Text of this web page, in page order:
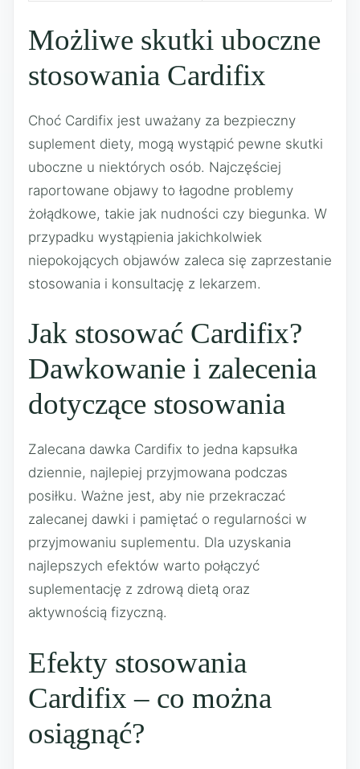
Możliwe skutki uboczne
stosowania Cardifix
Choć Cardifix jest uważany za bezpieczny
suplement diety, mogą wystąpić pewne skutki
uboczne u niektórych osób. Najczęściej
raportowane objawy to łagodne problemy
żołądkowe, takie jak nudności czy biegunka. W
przypadku wystąpienia jakichkolwiek
niepokojących objawów zaleca się zaprzestanie
stosowania i konsultację z lekarzem.
Jak stosować Cardifix?
Dawkowanie i zalecenia
dotyczące stosowania
Zalecana dawka Cardifix to jedna kapsułka
dziennie, najlepiej przyjmowana podczas
posiłku. Ważne jest, aby nie przekraczać
zalecanej dawki i pamiętać o regularności w
przyjmowaniu suplementu. Dla uzyskania
najlepszych efektów warto połączyć
suplementację z zdrową dietą oraz
aktywnością fizyczną.
Efekty stosowania
Cardifix – co można
osiągnąć?